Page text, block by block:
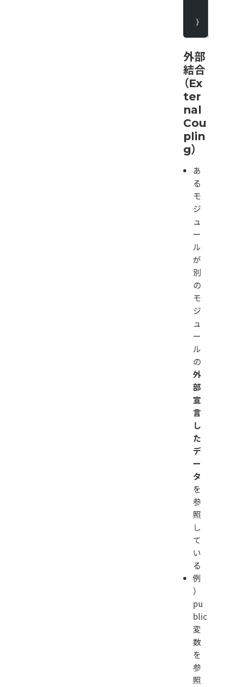
}
外部
結合
（Ex
ter
nal
Cou
plin
g）
あ
る
モ
ジ
ュ
ー
ル
が
別
の
モ
ジ
ュ
ー
ル
の
外
部
宣
言
し
た
デ
ー
タ
を
参
照
し
て
い
る
例
）
pu
blic
変
数
を
参
照